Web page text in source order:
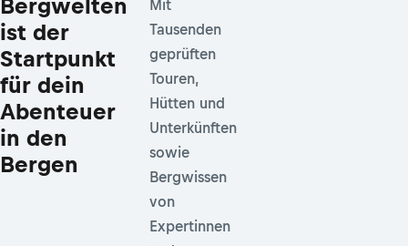
Bergwelten
ist der
Startpunkt
für dein
Abenteuer
in den
Bergen
Mit
Tausenden
geprüften
Touren,
Hütten und
Unterkünften
sowie
Bergwissen
von
Expertinnen